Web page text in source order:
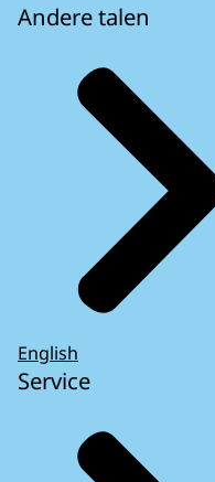
Andere talen
English
Service